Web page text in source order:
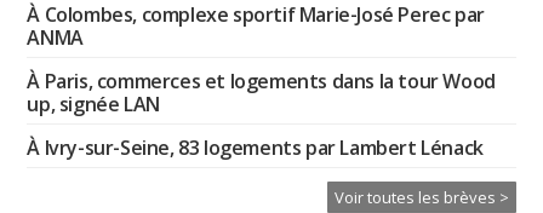
À Colombes, complexe sportif Marie-José Perec par
ANMA
À Paris, commerces et logements dans la tour Wood
up, signée LAN
À Ivry-sur-Seine, 83 logements par Lambert Lénack
Voir toutes les brèves >